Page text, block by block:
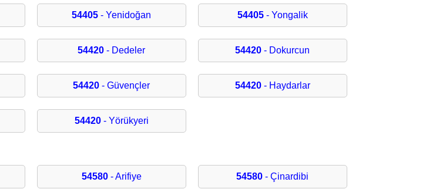
54405 - Yenidoğan 54405- Yongalik
54420 - Dedeler 54420 - Dokurcun
54420 - Güvençler 54420- Haydarlar
54420- Yörükyeri
54580- Arifiye 54580 - Çinardibi